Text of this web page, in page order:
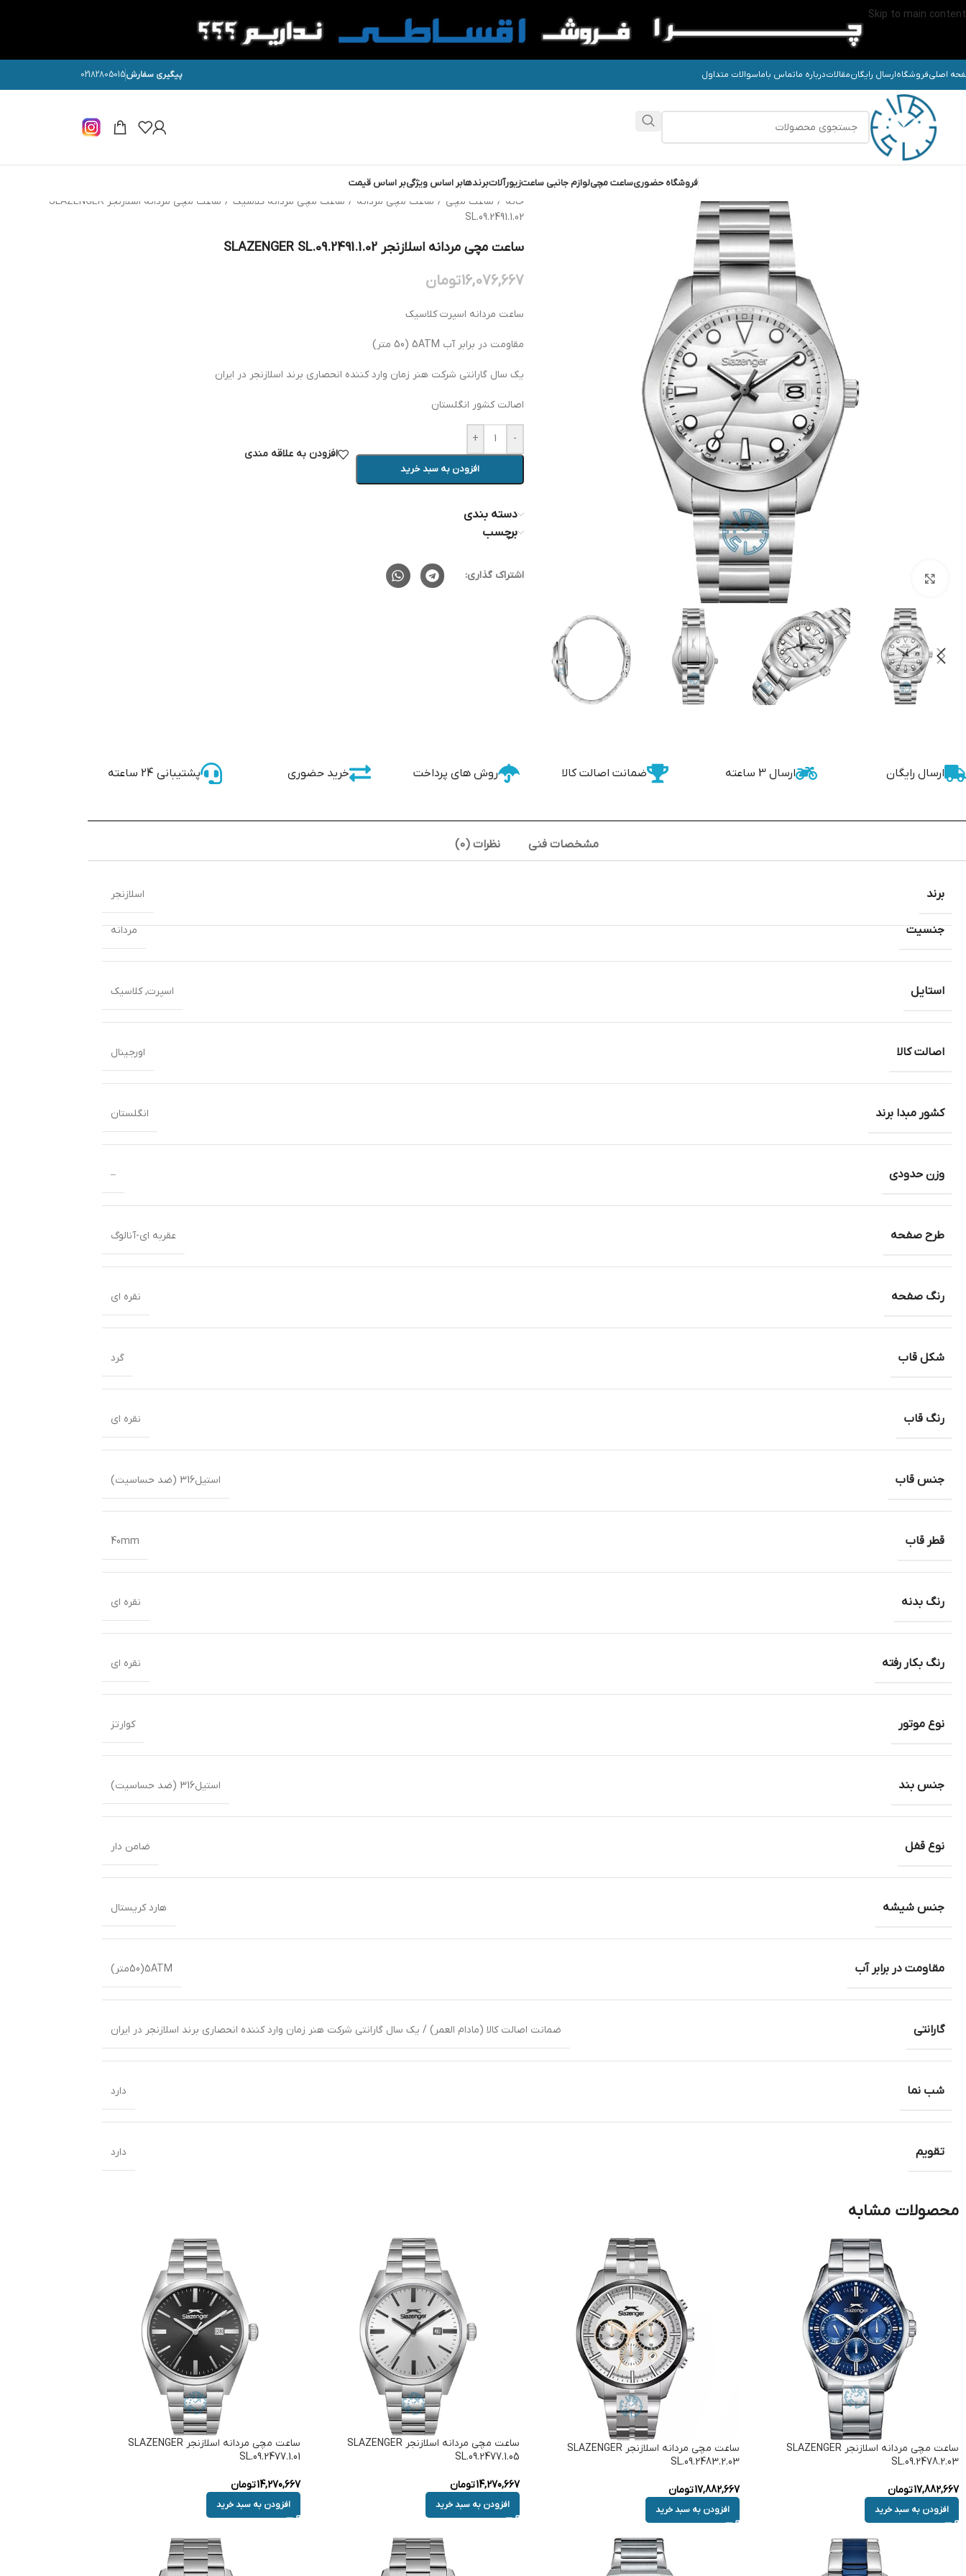
Skip to main content
اصلیفروشگاهارسال رایگانمقالاتدرباره ماتماس باماسوالات متداول پیگیری سفارش02182805015
فروشگاه حضوریساعت مچیلوازم جانبی ساعتزیورآلاتبرندهابر اساس ویژگیبر اساس قیمت
خانه / ساعت مچی / ساعت مچی مردانه / ساعت مچی مردانه کلاسیک /
ساعت مچی مردانه اسلازنجر SLAZENGER
SL.09.2491.1.02
ساعت مچی مردانه اسلازنجر SLAZENGER SL.09.2491.1.02
16,076,667تومان
ساعت مردانه اسپرت کلاسیک
مقاومت در برابر آب 5ATM (50 متر)
یک سال گارانتی شرکت هنر زمان وارد کننده انحصاری برند اسلازنجر در ایران
اصالت کشور انگلستان
-
+
افزودن به سبد خرید
افزودن به علاقه مندی
دسته بندی
برچسب
اشتراک گذاری:
ارسال رایگان ارسال 3 ساعته ضمانت اصالت کالا روش های پرداخت خرید حضوری پشتیبانی 24 ساعته
مشخصات فنی نظرات (0)
جنسیت مردانه
استایل اسپرت,کلاسیک
اصالت کالا اورجینال
کشور مبدا برند انگلستان
وزن حدودی –
طرح صفحه عقربه ای-آنالوگ
رنگ صفحه نقره ای
شکل قاب گرد
رنگ قاب نقره ای
جنس قاب استیل316 (ضد حساسیت)
قطر قاب 40mm
رنگ بدنه نقره ای
رنگ بکار رفته نقره ای
نوع موتور کوارتز
جنس بند استیل316 (ضد حساسیت)
نوع قفل ضامن دار
جنس شیشه هارد کریستال
مقاومت در برابر آب 5ATM(50متر)
گارانتی ضمانت اصالت کالا (مادام العمر) / یک سال گارانتی شرکت هنر زمان وارد کننده انحصاری برند اسلازنجر در ایران
شب نما دارد
تقویم دارد
برند اسلازنجر
محصولات مشابه
ساعت مچی مردانه اسلازنجر SLAZENGER
SL.09.2478.2.03
17,882,667تومان
افزودن به سبد خرید
ساعت مچی مردانه اسلازنجر SLAZENGER
SL.09.2483.2.03
17,882,667تومان
افزودن به سبد خرید
ساعت مچی مردانه اسلازنجر SLAZENGER
SL.09.2477.1.05
14,270,667تومان
افزودن به سبد خرید
ساعت مچی مردانه اسلازنجر SLAZENGER
SL.09.2477.1.01
14,270,667تومان
افزودن به سبد خرید